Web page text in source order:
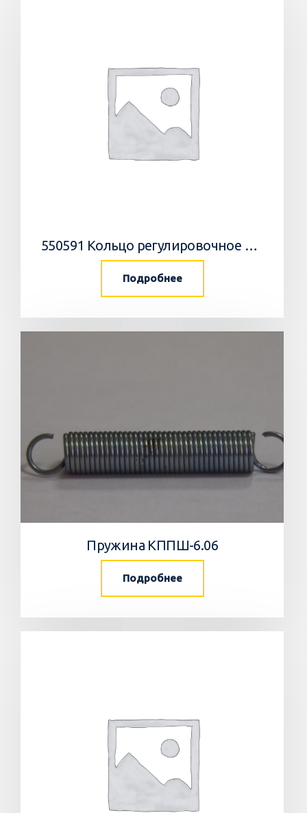
550591 Кольцо регулировочное 0,05мм/WEDGE
Подробнее
Пружина КППШ-6.06
Подробнее